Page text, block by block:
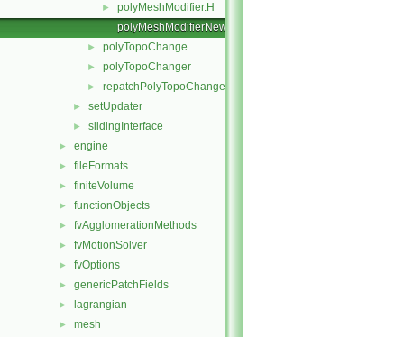
►
polyMeshModifier.H
polyMeshModifierNew.C
► polyTopoChange
► polyTopoChanger
► repatchPolyTopoChanger
► setUpdater
► slidingInterface
► engine
► fileFormats
► finiteVolume
► functionObjects
► fvAgglomerationMethods
► fvMotionSolver
► fvOptions
► genericPatchFields
► lagrangian
► mesh